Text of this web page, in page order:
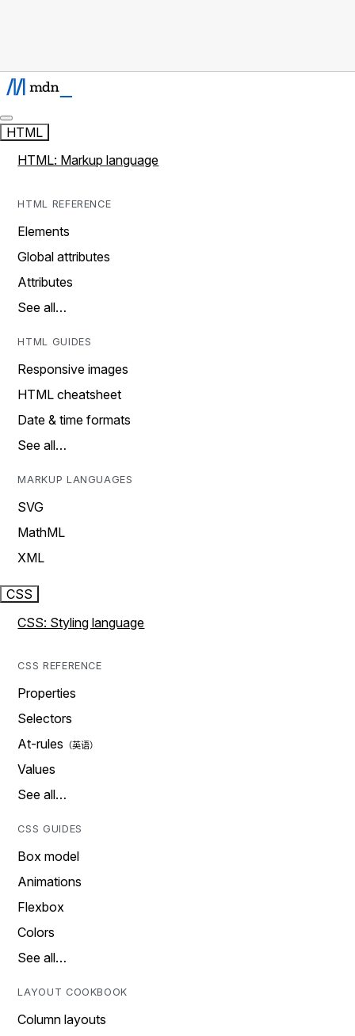
HTML
HTML: Markup language
HTML REFERENCE
Elements
Global attributes
Attributes
See all…
HTML GUIDES
Responsive images
HTML cheatsheet
Date & time formats
See all…
MARKUP LANGUAGES
SVG
MathML
XML
CSS
CSS: Styling language
CSS REFERENCE
Properties
Selectors
At-rules
Values
See all…
CSS GUIDES
Box model
Animations
Flexbox
Colors
See all…
LAYOUT COOKBOOK
Column layouts